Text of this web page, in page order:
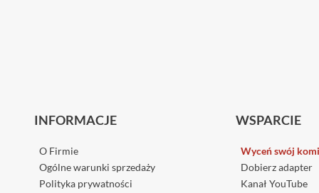
INFORMACJE
O Firmie
Ogólne warunki sprzedaży
Polityka prywatności
WSPARCIE
Wyceń swój
Dobierz adapter
Kanał YouTube